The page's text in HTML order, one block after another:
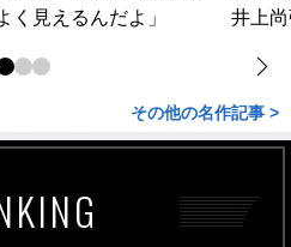
く見えるんだよ」
井上
その他の名作記事 >